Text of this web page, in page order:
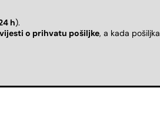
h).
o prihvatu pošiljke, a kada pošiljka